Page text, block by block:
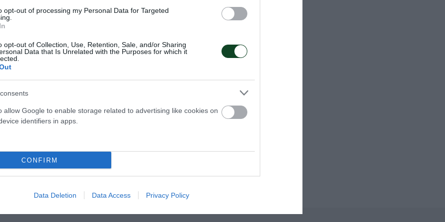
opt-out of processing my Personal Data for Targeted
opt-out of Collection, Use, Retention, Sale, and/or Sharing
Data that Is Unrelated with the Purposes for which it
allow Google to enable storage related to advertising like cookies on
identifiers in apps.
CONFIRM
Data Deletion Data Access Privacy Policy
Panathinaikos A.C. – ASD Tennistavolo Norbello B
ASD Tennistavolo Sassari – Panathinaikos A.C.
Muravera A – Panathinaikos A.C.
Panathinaikos A.C. – MITTC